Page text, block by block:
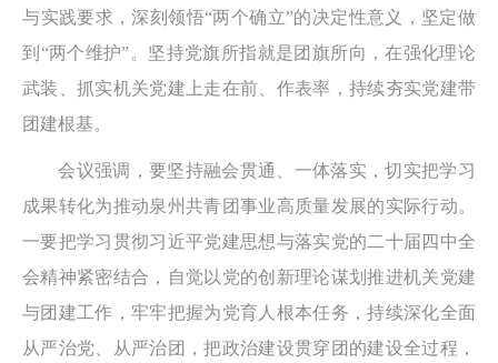
与实践要求，深刻领悟“两个确立”的决定性意义，坚定做
到“两个维护”。坚持党旗所指就是团旗所向，在强化理论
武装、抓实机关党建上走在前、作表率，持续夯实党建带
团建根基。
会议强调，要坚持融会贯通、一体落实，切实把学习
成果转化为推动泉州共青团事业高质量发展的实际行动。
一要把学习贯彻习近平党建思想与落实党的二十届四中全
会精神紧密结合，自觉以党的创新理论谋划推进机关党建
与团建工作，牢牢把握为党育人根本任务，持续深化全面
从严治党、从严治团，把政治建设贯穿团的建设全过程，